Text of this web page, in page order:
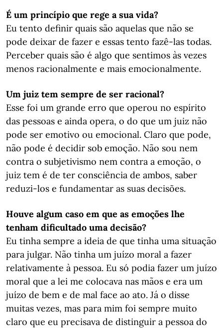
É um princípio que rege a sua vida?
Eu tento definir quais são aquelas que não se
pode deixar de fazer e essas tento fazê-las todas.
Perceber quais são é algo que sentimos às vezes
menos racionalmente e mais emocionalmente.
Um juiz tem sempre de ser racional?
Esse foi um grande erro que operou no espírito
das pessoas e ainda opera, o do que um juiz não
pode ser emotivo ou emocional. Claro que pode,
não pode é decidir sob emoção. Não sou nem
contra o subjetivismo nem contra a emoção, o
juiz tem é de ter consciência de ambos, saber
reduzi-los e fundamentar as suas decisões.
Houve algum caso em que as emoções lhe
tenham dificultado uma decisão?
Eu tinha sempre a ideia de que tinha uma situação
para julgar. Não tinha um juízo moral a fazer
relativamente à pessoa. Eu só podia fazer um juízo
moral que a lei me colocava nas mãos e era um
juízo de bem e de mal face ao ato. Já o disse
muitas vezes, mas para mim foi sempre muito
claro que eu precisava de distinguir a pessoa do